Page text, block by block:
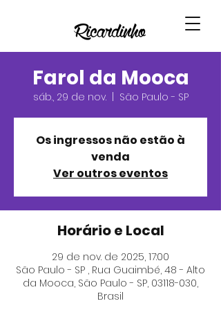
Farol da Mooca
sáb., 29 de nov.
  |
São Paulo - SP
Os ingressos não estão à
venda
Ver outros eventos
Horário e Local
29 de nov. de 2025, 17:00
São Paulo - SP , Rua Guaimbé, 48 - Alto
da Mooca, São Paulo - SP, 03118-030,
Brasil